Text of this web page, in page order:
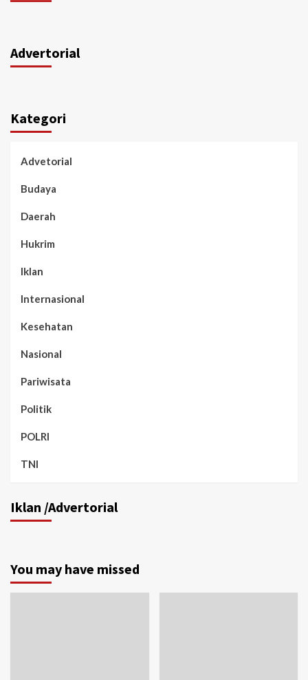
Advertorial
Kategori
Advetorial
Budaya
Daerah
Hukrim
Iklan
Internasional
Kesehatan
Nasional
Pariwisata
Politik
POLRI
TNI
Iklan /Advertorial
You may have missed